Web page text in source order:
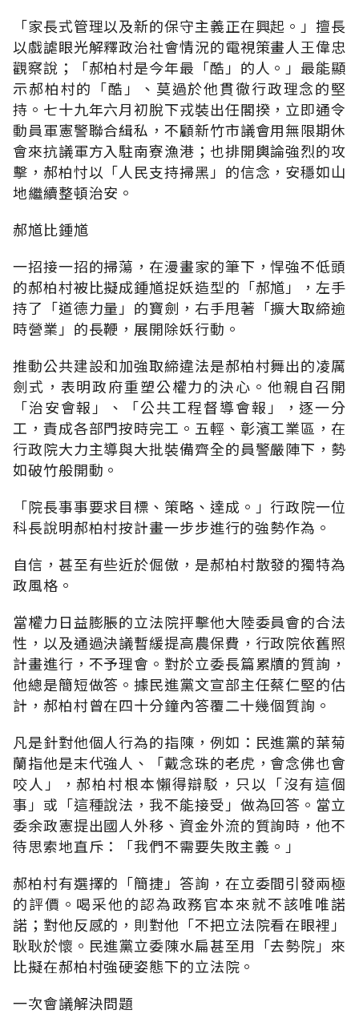
「家長式管理以及新的保守主義正在興起。」擅長
以戲謔眼光解釋政治社會情況的電視策畫人王偉忠
觀察說；「郝柏村是今年最「酷」的人。」最能顯
示郝柏村的「酷」、莫過於他貫徹行政理念的堅
持。七十九年六月初脫下戎裝出任閣揆，立即通令
動員軍憲警聯合緝私，不顧新竹市議會用無限期休
會來抗議軍方入駐南寮漁港；也排開輿論強烈的攻
擊，郝柏忖以「人民支持掃黑」的信念，安穩如山
地繼續整頓治安。
郝馗比鍾馗
一招接一招的掃蕩，在漫畫家的筆下，悍強不低頭
的郝柏村被比擬成鍾馗捉妖造型的「郝馗」，左手
持了「道德力量」的寶劍，右手甩著「擴大取締逾
時營業」的長鞭，展開除妖行動。
推動公共建設和加強取締違法是郝柏村舞出的凌厲
劍式，表明政府重塑公權力的決心。他親自召開
「治安會報」、「公共工程督導會報」，逐一分
工，責成各部門按時完工。五輕、彰濱工業區，在
行政院大力主導與大批裝備齊全的員警嚴陣下，勢
如破竹般開動。
「院長事事要求目標、策略、達成。」行政院一位
科長說明郝柏村按計畫一步步進行的強勢作為。
自信，甚至有些近於倔傲，是郝柏村散發的獨特為
政風格。
當權力日益膨脹的立法院抨擊他大陸委員會的合法
性，以及通過決議暫緩提高農保費，行政院依舊照
計畫進行，不予理會。對於立委長篇累牘的質詢，
他總是簡短做答。據民進黨文宣部主任蔡仁堅的估
計，郝柏村曾在四十分鐘內答覆二十幾個質詢。
凡是針對他個人行為的指陳，例如：民進黨的葉菊
蘭指他是末代強人、「戴念珠的老虎，會念佛也會
咬人」，郝柏村根本懶得辯駁，只以「沒有這個
事」或「這種說法，我不能接受」做為回答。當立
委余政憲提出國人外移、資金外流的質詢時，他不
待思索地直斥：「我們不需要失敗主義。」
郝柏村有選擇的「簡捷」答詢，在立委間引發兩極
的評價。喝采他的認為政務官本來就不該唯唯諾
諾；對他反感的，則對他「不把立法院看在眼裡」
耿耿於懷。民進黨立委陳水扁甚至用「去勢院」來
比擬在郝柏村強硬姿態下的立法院。
一次會議解決問題